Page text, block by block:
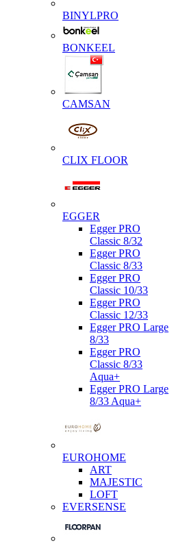
BINYLPRO
BONKEEL
CAMSAN
CLIX FLOOR
EGGER
Egger PRO
Classic 8/32
Egger PRO
Classic 8/33
Egger PRO
Classic 10/33
Egger PRO
Classic 12/33
Egger PRO Large
8/33
Egger PRO
Classic 8/33
Aqua+
Egger PRO Large
8/33 Aqua+
EUROHOME
ART
MAJESTIC
LOFT
EVERSENSE